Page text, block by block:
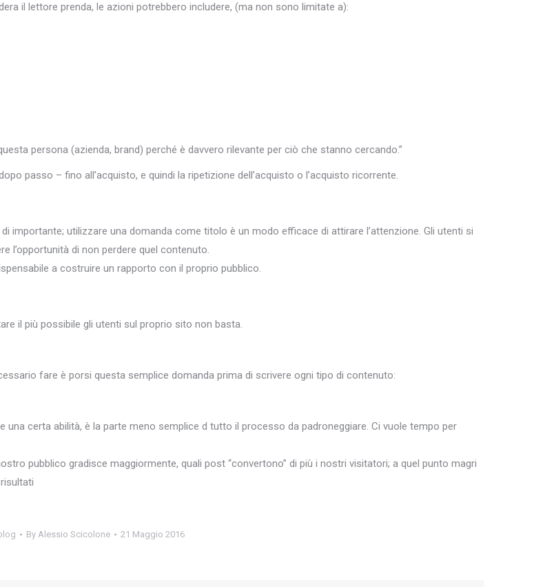
il lettore prenda, le azioni potrebbero includere, (ma non sono limitate a):
persona (azienda, brand) perché è davvero rilevante per ciò che stanno cercando.”
passo – fino all’acquisto, e quindi la ripetizione dell’acquisto o l’acquisto ricorrente.
importante; utilizzare una domanda come titolo è un modo efficace di attirare l’attenzione. Gli utenti si
l’opportunità di non perdere quel contenuto.
a costruire un rapporto con il proprio pubblico.
il più possibile gli utenti sul proprio sito non basta.
fare è porsi questa semplice domanda prima di scrivere ogni tipo di contenuto:
una certa abilità, è la parte meno semplice d tutto il processo da padroneggiare. Ci vuole tempo per
pubblico gradisce maggiormente, quali post “convertono” di più i nostri visitatori; a quel punto magri
By Alessio Scicolone 21 Maggio 2016